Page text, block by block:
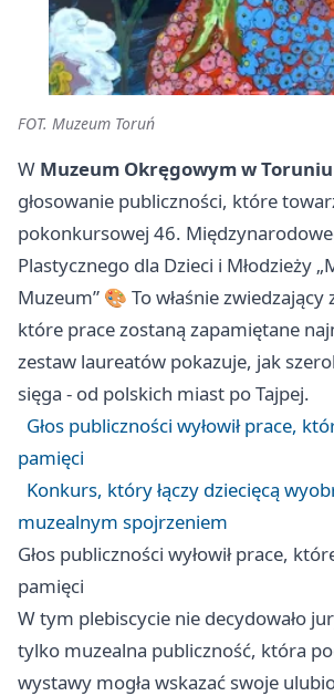
FOT. Muzeum Toruń
W Muzeum Okręgowym w Toruniu
głosowanie publiczności, które
pokonkursowej 46.
Plastycznego dla Dzieci i Młodzieży
Muzeum” 🎨 To właśnie zwiedzający
które prace zostaną zapamiętane
zestaw laureatów pokazuje, jak
sięga - od polskich miast po Tajpej.
Głos publiczności wyłowił prace,
pamięci
Konkurs, który łączy dziecięcą
muzealnym spojrzeniem
Głos publiczności wyłowił prace,
pamięci
W tym plebiscycie nie decydowało
tylko muzealna publiczność, która
wystawy mogła wskazać swoje